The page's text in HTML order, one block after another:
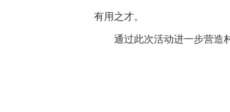
有用之才。
通过此次活动进一步营造